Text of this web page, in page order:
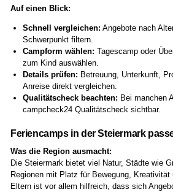
Auf einen Blick:
Schnell vergleichen: Angebote nach
Schwerpunkt filtern.
Campform wählen: Tagescamp oder
zum Kind auswählen.
Details prüfen: Betreuung, Unterkunft,
Anreise direkt vergleichen.
Qualitätscheck beachten: Bei manchen
campcheck24 Qualitätscheck sichtbar.
Feriencamps in der Steiermark
Was die Region ausmacht:
Die Steiermark bietet viel Natur, Städte wie
Regionen mit Platz für Bewegung, Kreativität
Eltern ist vor allem hilfreich, dass sich